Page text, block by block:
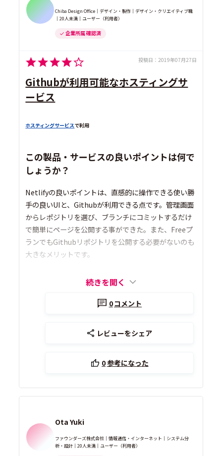
Chiba Design Office｜デザイン・製作｜デザイン・クリエイティブ職
｜20人未満｜ユーザー（利用者）
企業所属 確認済
投稿日： 2019年07月27日
Githubが利用可能なホスティングサ
ービス
ホスティングサービスで利用
この製品・サービスの良いポイントは何で
しょうか？
Netlifyの良いポイントは、直感的に操作できる使い勝
手の良いUIと、Githubが利用できる点です。管理画面
からレポジトリを選び、ブランチにコミットするだけ
で簡単にページを公開する事ができた。また、Freeプ
ランでもGithubリポジトリを公開する必要がないのも
大きなメリットです。
続きを開く
0コメント
レビューをシェア
0参考になった
Ota Yuki
ファウンダーズ株式会社｜情報通信・インターネット｜システム分
析・設計｜20人未満｜ユーザー（利用者）